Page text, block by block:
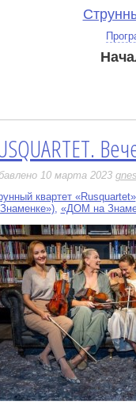
10 марта 2023
квартет «Rusquartet»,
, «ДОМ на